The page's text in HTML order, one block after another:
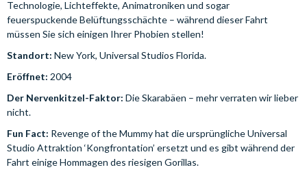
Technologie, Lichteffekte, Animatroniken und sogar
feuerspuckende Belüftungsschächte – während dieser Fahrt
müssen Sie sich einigen Ihrer Phobien stellen!
Standort: New York, Universal Studios Florida.
Eröffnet: 2004
Der Nervenkitzel-Faktor: Die Skarabäen – mehr verraten wir lieber
nicht.
Fun Fact: Revenge of the Mummy hat die ursprüngliche Universal
Studio Attraktion ‘Kongfrontation’ ersetzt und es gibt während der
Fahrt einige Hommagen des riesigen Gorillas.